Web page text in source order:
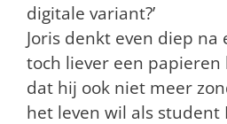
digitale variant?’
Joris denkt even diep
toch liever een papieren
dat hij ook niet meer
het leven wil als student